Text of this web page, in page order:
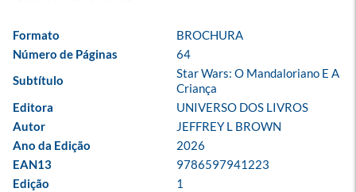
Formato
BROCHURA
Número de Páginas
64
Subtítulo
Star Wars: O Mandaloriano E A
Criança
Editora
UNIVERSO DOS LIVROS
Autor
JEFFREY L BROWN
Ano da Edição
2026
EAN13
9786597941223
Edição
1